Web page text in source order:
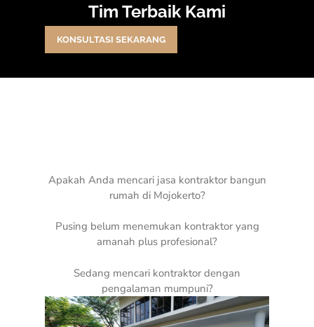
Tim Terbaik Kami
KONSULTASI SEKARANG
Apakah Anda mencari jasa kontraktor bangun
rumah di Mojokerto?
Pusing belum menemukan kontraktor yang
amanah plus profesional?
Sedang mencari kontraktor dengan
pengalaman mumpuni?